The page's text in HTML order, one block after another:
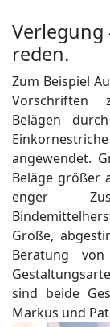
Verlegung
reden.
Zum Beispiel
Vorschriften
Belägen
angewendet.
Beläge größer
enger
Größe,
Beratung
sind beide
Markus und